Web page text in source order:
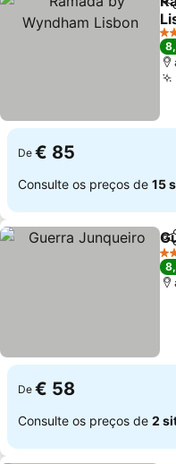
4
De € 85
Consulte os preços de 15
2
De € 58
Consulte os preços de 2